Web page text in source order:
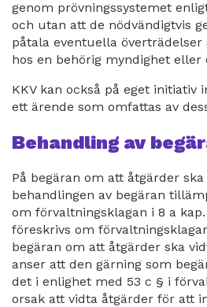
genom prövningssystemet
och utan att de nödvändigtvis
påtala eventuella överträdelser
hos en behörig myndighet eller
KKV kan också på eget initiativ
ett ärende som omfattas av
Behandling av
På begäran om att åtgärder
behandlingen av begäran
om förvaltningsklagan i 8 a
föreskrivs om
begäran om att åtgärder ska
anser att den gärning som
det i enlighet med 53 c § i
orsak att vidta åtgärder för att